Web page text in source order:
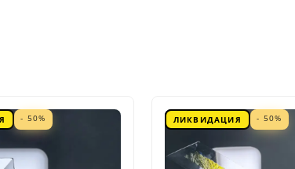
- 50% ЛИКВИДАЦИЯ - 50%